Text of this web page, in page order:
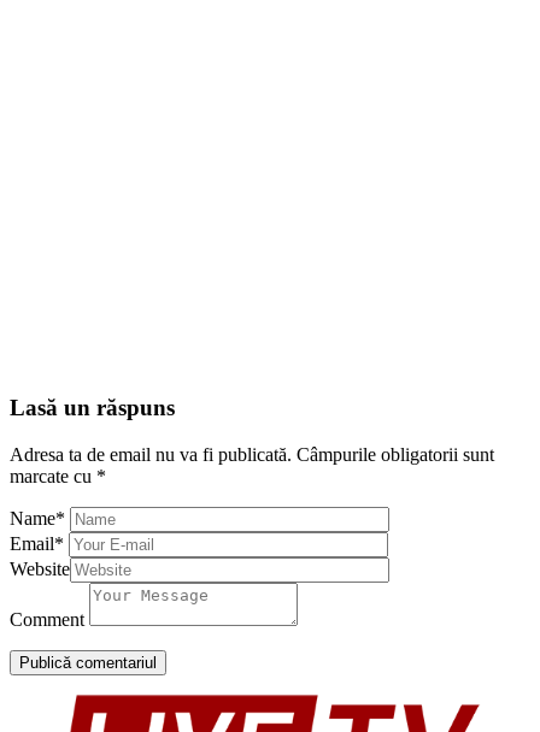
Lasă un răspuns
Adresa ta de email nu va fi publicată. Câmpurile obligatorii sunt
marcate cu *
Name*
Email*
Website
Comment